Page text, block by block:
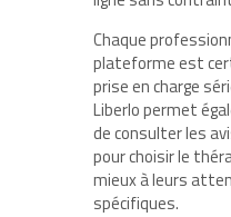
Chaque
plateforme est
prise en charge
Liberlo permet
de consulter les
pour choisir le
mieux à leurs
spécifiques.